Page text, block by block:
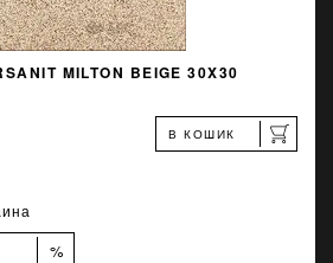
MILTON BEIGE 30X30
В КОШИК
%